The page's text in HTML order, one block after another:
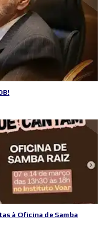
à Oficina de Samba